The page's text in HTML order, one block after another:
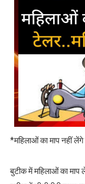
*महिलाओं का माप नहीं लेंगे
बुटीक में महिलाओं का माप